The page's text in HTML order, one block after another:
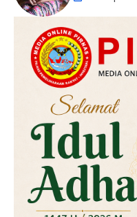
Daerah
Hukum
Kriminal
Labusel